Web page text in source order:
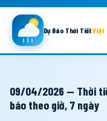
Dự Báo Thời TiếtViệt
09/04/2026 — Thời
báo theo giờ, 7 ngày